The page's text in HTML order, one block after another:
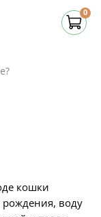
0
кошки
рождения, воду